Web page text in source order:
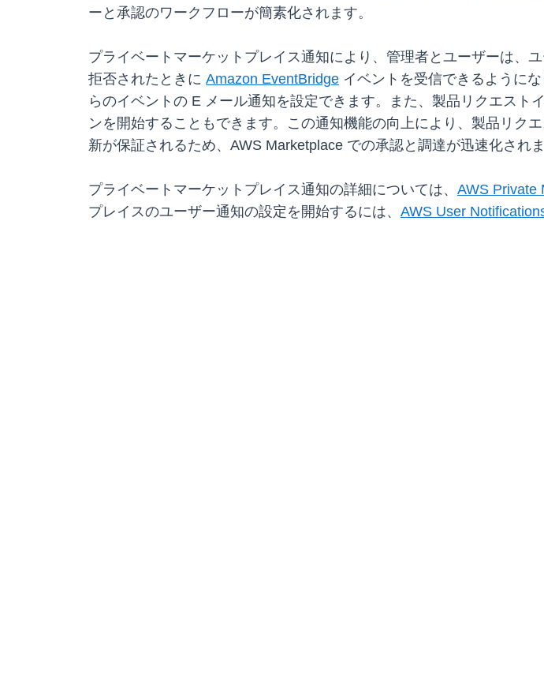
ーと承認のワークフローが簡素化されます。
プライベートマーケットプレイス通知により、管理者とユーザーは、
拒否されたときに Amazon EventBridge イベントを受信できるように
らのイベントの E メール通知を設定できます。また、製品リクエス
ンを開始することもできます。この通知機能の向上により、製品リク
新が保証されるため、AWS Marketplace での承認と調達が迅速化されま
プライベートマーケットプレイス通知の詳細については、 AWS Private
プレイスのユーザー通知の設定を開始するには、 AWS User